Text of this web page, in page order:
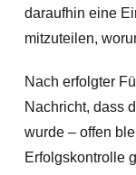
daraufhin eine
mitzuteilen,
Nach erfolgter
Nachricht, dass
wurde – offen
Erfolgskontrolle